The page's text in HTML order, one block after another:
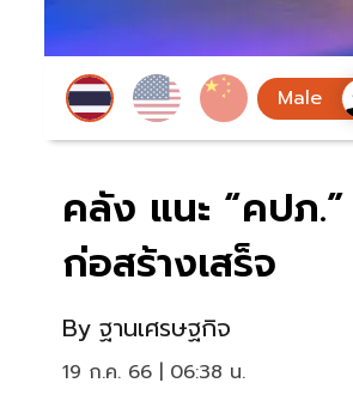
คลัง แนะ “คปภ
ก่อสร้างเสร็จ
By ฐานเศรษฐกิจ
19 ก.ค. 66 | 06:38 น.